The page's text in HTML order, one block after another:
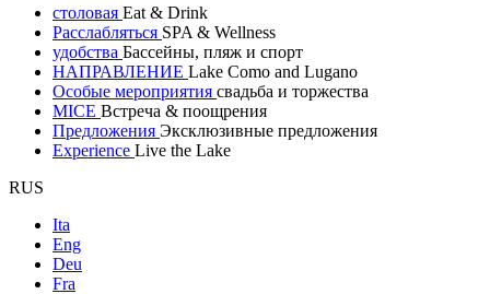
столовая Eat & Drink
Расслабляться SPA & Wellness
удобства Бассейны, пляж и спорт
НАПРАВЛЕНИЕ Lake Como and Lugano
Особые мероприятия свадьба и торжества
MICE Встреча & поощрения
Предложения Эксклюзивные предложения
Experience Live the Lake
RUS
Ita
Eng
Deu
Fra